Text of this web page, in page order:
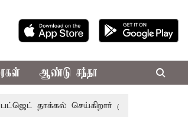
ஆண்டு சந்தா
தாக்கல் செய்கிறார் முதல்-அமைச்சர்